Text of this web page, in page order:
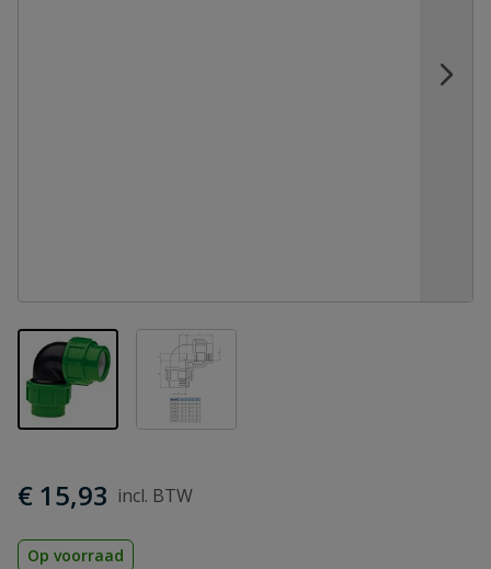
View larger imageView larger image
€ 15,93
Op voorraad